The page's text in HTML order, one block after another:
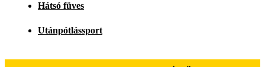
Hátsó füves
Utánpótlássport